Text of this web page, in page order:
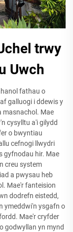
trwy
Uwch
fathau o
galluogi i ddewis y
masnachol. Mae
cysylltu a'i gilydd
o bwyntiau
cefnogi llwydri
gyfnodau hir. Mae
creu system
a pwysau heb
Mae'r fanteision
dodrefn eistedd,
ymeddwi'n ysgafn o
Mae'r cryfder
godwyllan yn mynd